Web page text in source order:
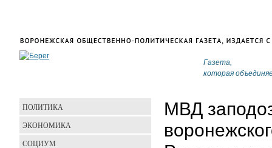
Газета,
которая
МВД
ПОЛИТИКА
ЭКОНОМИКА
СОЦИУМ